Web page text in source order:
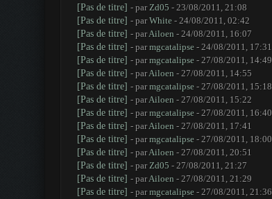
[Pas de titre] - parZd05 - 23/08/2011, 21:08
[Pas de titre] - parWhite- 24/08/2011, 02:42
[Pas de titre] - parAiloen - 24/08/2011, 16:07
[Pas de titre] - parmgcatalipse- 24/08/2011, 17:31
[Pas de titre] - parmgcatalipse- 27/08/2011, 14:49
[Pas de titre] - parAiloen - 27/08/2011, 14:55
[Pas de titre] - parmgcatalipse- 27/08/2011, 15:18
[Pas de titre] - parAiloen - 27/08/2011, 15:22
[Pas de titre] - parmgcatalipse- 27/08/2011, 16:40
[Pas de titre] - parAiloen - 27/08/2011, 17:41
[Pas de titre] - parmgcatalipse- 27/08/2011, 18:00
[Pas de titre] - parAiloen - 27/08/2011, 20:51
[Pas de titre] - parZd05 - 27/08/2011, 21:27
[Pas de titre] - parAiloen - 27/08/2011, 21:29
[Pas de titre] - parmgcatalipse- 27/08/2011, 21:36